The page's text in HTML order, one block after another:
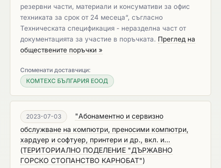
резервни части, материали и консумативи за офис
техниката за срок от 24 месеца“, съгласно
Техническата спецификация - неразделна част от
документацията за участие в поръчката. Преглед на
обществените поръчки »
Споменати доставчици:
КОМТЕХС БЪЛГАРИЯ ЕООД
2023-07-03
"Абонаментно и сервизно
обслужване на компютри, преносими компютри,
хардуер и софтуер, принтери и др., вкл. и...
(ТЕРИТОРИАЛНО ПОДЕЛЕНИЕ "ДЪРЖАВНО
ГОРСКО СТОПАНСТВО КАРНОБАТ")